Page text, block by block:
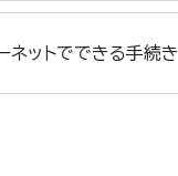
ネットでできる手続き